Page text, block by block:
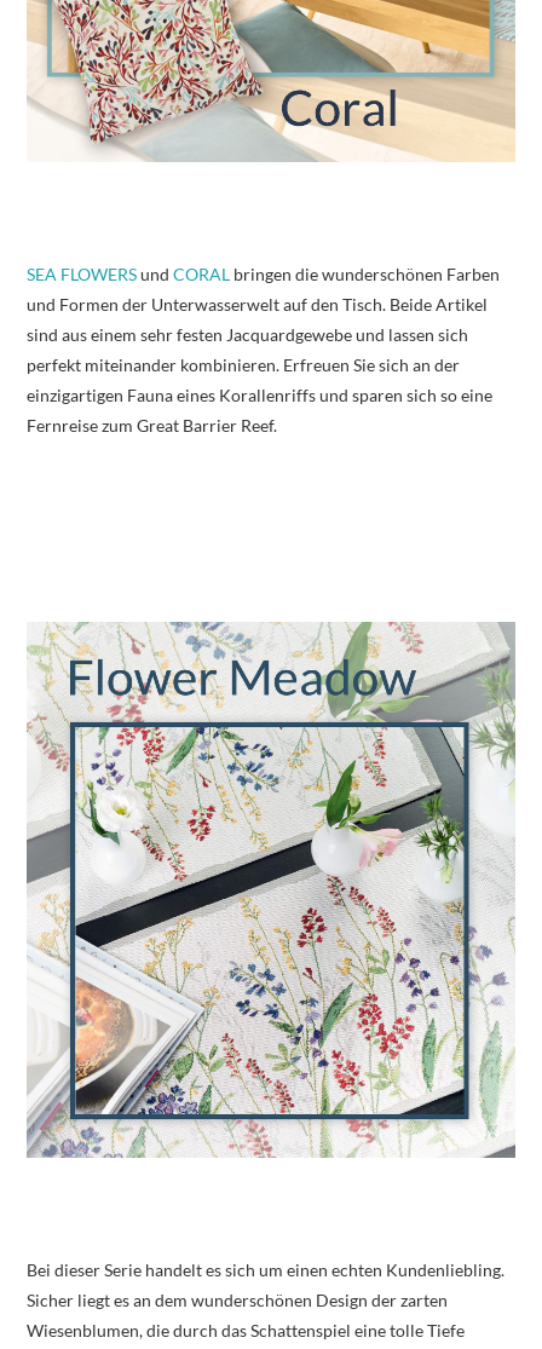
SEA FLOWERSundCORAL bringen die wunderschönen Farben
und Formen der Unterwasserwelt auf den Tisch. Beide Artikel
sind aus einem sehr festen Jacquardgewebe und lassen sich
perfekt miteinander kombinieren. Erfreuen Sie sich an der
einzigartigen Fauna eines Korallenriffs und sparen sich so eine
Fernreise zum Great Barrier Reef.
Bei dieser Serie handelt es sich um einen echten Kundenliebling.
Sicher liegt es an dem wunderschönen Design der zarten
Wiesenblumen, die durch das Schattenspiel eine tolle Tiefe